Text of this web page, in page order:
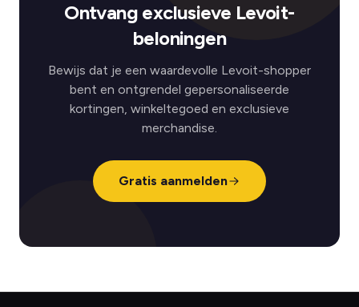
Ontvang exclusieve Levoit-
beloningen
Bewijs dat je een waardevolle Levoit-shopper
bent en ontgrendel gepersonaliseerde
kortingen, winkeltegoed en exclusieve
merchandise.
Gratis aanmelden